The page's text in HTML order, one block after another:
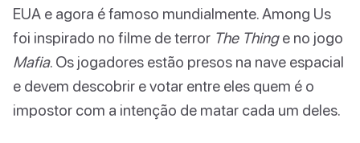
EUA e agora é famoso mundialmente. Among Us
foi inspirado no filme de terror The Thinge no jogo
Mafia. Os jogadores estão presos na nave espacial
e devem descobrir e votar entre eles quem é o
impostor com a intenção de matar cada um deles.